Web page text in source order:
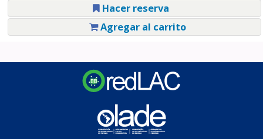
Hacer reserva
Agregar al carrito